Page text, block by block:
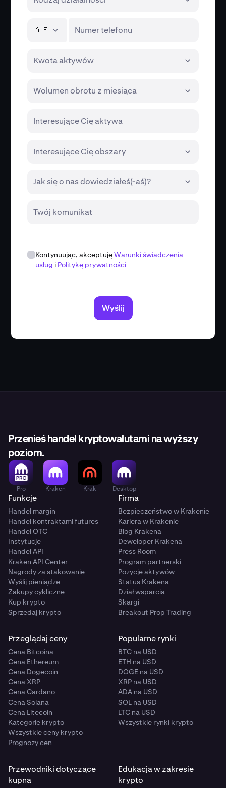
🇦🇫 Numer telefonu
Kwota aktywów
Wolumen obrotu z miesiąca
Interesujące Cię aktywa
Interesujące Cię obszary
Jak się o nas dowiedziałeś(-aś)?
Twój komunikat
Kontynuując, akceptujęWarunki świadczenia
usług i Politykę prywatności
Wyślij
Przenieś handel kryptowalutami na wyższy
poziom.
Pro Kraken Krak Desktop
Funkcje
Handel margin
Handel kontraktami futures
Handel OTC
Instytucje
Handel API
Kraken API Center
Nagrody za stakowanie
Wyślij pieniądze
Zakupy cykliczne
Kup krypto
Sprzedaj krypto
Firma
Bezpieczeństwo w Krakenie
Kariera w Krakenie
Blog Krakena
Deweloper Krakena
Press Room
Program partnerski
Pozycje aktywów
Status Krakena
Dział wsparcia
Skargi
Breakout Prop Trading
Przeglądaj ceny
Cena Bitcoina
Cena Ethereum
Cena Dogecoin
Cena XRP
Cena Cardano
Cena Solana
Cena Litecoin
Kategorie krypto
Wszystkie ceny krypto
Prognozy cen
Popularne rynki
BTC na USD
ETH na USD
DOGE na USD
XRP na USD
ADA na USD
SOL na USD
LTC na USD
Wszystkie rynki krypto
Przewodniki dotyczące
kupna
Edukacja w zakresie
krypto